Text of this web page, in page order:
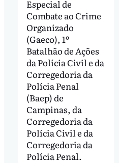
Especial de
Combate ao Crime
Organizado
(Gaeco), 1º
Batalhão de Ações
da Polícia Civil e da
Corregedoria da
Polícia Penal
(Baep) de
Campinas, da
Corregedoria da
Polícia Civil e da
Corregedoria da
Polícia Penal.